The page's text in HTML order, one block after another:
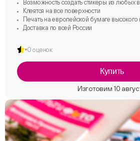
Возможность создать стикеры из
Клеятся на все поверхности
Печать на европейской бумаге высокого
Доставка по всей России
0 оценок
Купить